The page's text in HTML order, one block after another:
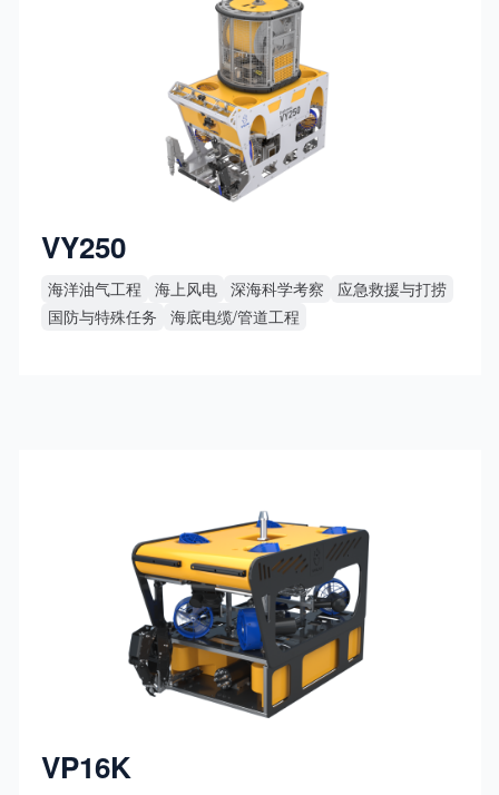
VY250
海洋油气工程‌ 海上风电 深海科学考察
应急救援与打捞
国防与特殊任务
海底电缆/管道工程‌
VP16K